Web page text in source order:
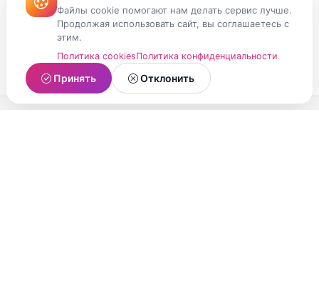
Файлы cookie помогают нам делать сервис лучше.
Продолжая использовать сайт, вы соглашаетесь с
этим.
Политика cookiesПолитика конфиденциальности
Принять Отклонить